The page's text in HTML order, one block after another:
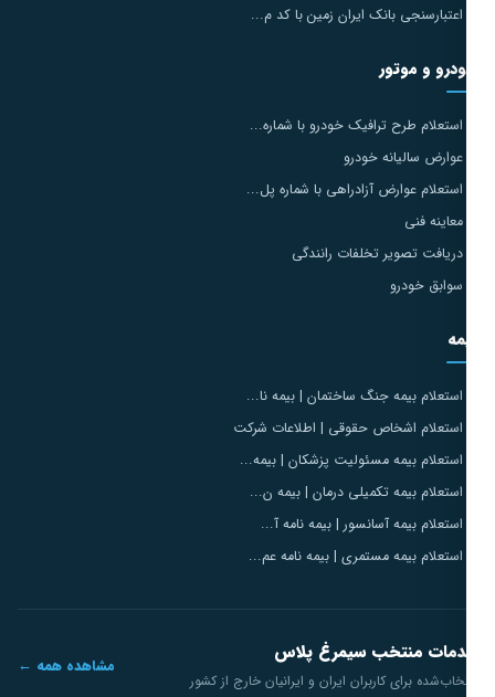
اعتبارسنجی بانک ایران زمین با کد م...
و موتور
استعلام طرح ترافیک خودرو با شماره...
عوارض سالیانه خودرو
استعلام عوارض آزادراهی با شماره پل...
معاینه فنی
دریافت تصویر تخلفات رانندگی
سوابق خودرو
استعلام بیمه جنگ ساختمان | بیمه نا...
استعلام اشخاص حقوقی | اطلاعات شرکت
استعلام بیمه مسئولیت پزشکان | بیمه...
استعلام بیمه تکمیلی درمان | بیمه ن...
استعلام بیمه آسانسور | بیمه نامه آ...
استعلام بیمه مستمری | بیمه نامه عم...
منتخب سیمرغ پلاس
برای کاربران ایران و ایرانیان خارج از کشور
مشاهده همه ←